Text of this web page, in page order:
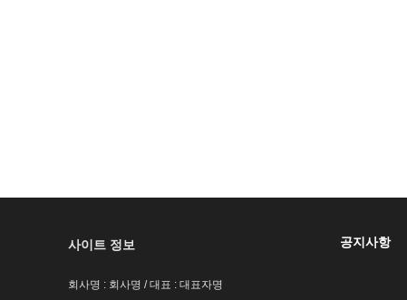
사이트 정보
회사명 : 회사명 / 대표 : 대표자명
공지사항